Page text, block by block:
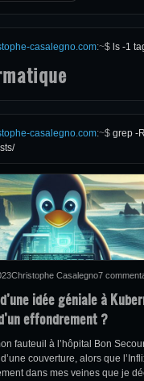
casalegno.com:~$ ls -1
casalegno.com:~$ grep -R
Christophe Casalegno7
idée géniale à
effondrement ?
fauteuil à l’hôpital Bon
couverture, alors que
dans mes veines que je